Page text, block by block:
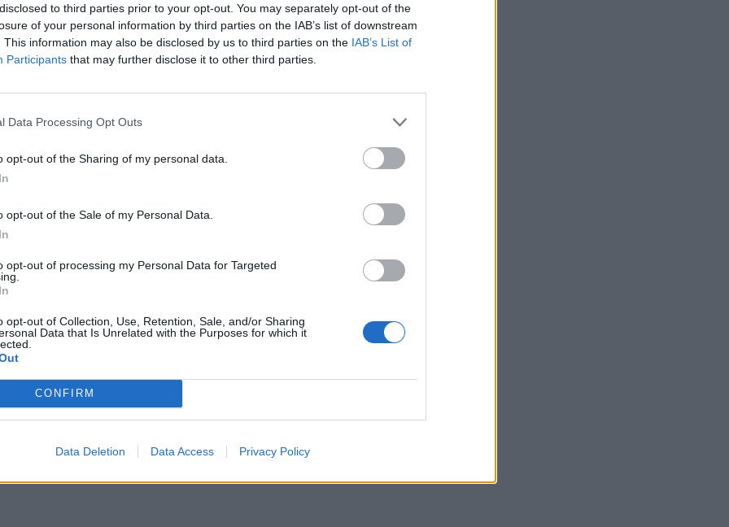
to third parties prior to your opt-out. You may separately opt-out of the
of your personal information by third parties on the IAB’s list of downstream
This information may also be disclosed by us to third parties on the IAB’s List of
Participants that may further disclose it to other third parties.
Data Processing Opt Outs
opt-out of the Sharing of my personal data.
opt-out of the Sale of my Personal Data.
opt-out of processing my Personal Data for Targeted
opt-out of Collection, Use, Retention, Sale, and/or Sharing
Data that Is Unrelated with the Purposes for which it
CONFIRM
Data Deletion Data Access Privacy Policy
1941 metais: prarastoji tvirtovė ir Baltijos
katastrofa, pakeitusi istoriją
Antrojo pasaulinio karo naikintuvai